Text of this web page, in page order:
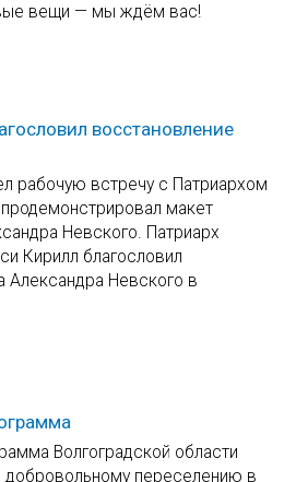
вещи — мы ждём вас!
восстановление
рабочую встречу с Патриархом
макет
Невского. Патриарх
Кирилл благословил
Александра Невского в
Волгоградской области
добровольному переселению в